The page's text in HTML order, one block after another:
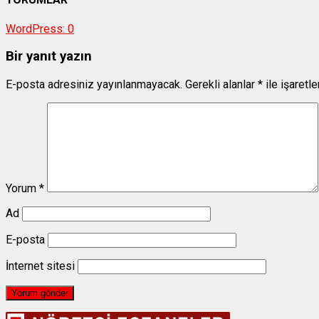
WordPress: 0
Bir yanıt yazın
E-posta adresiniz yayınlanmayacak. Gerekli alanlar * ile
Yorum *
Ad
E-posta
İnternet sitesi